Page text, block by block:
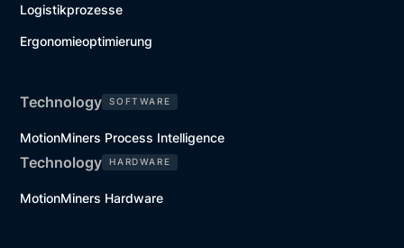
Logistikprozesse
Ergonomieoptimierung
Technology SOFTWARE
MotionMiners Process Intelligence
Technology HARDWARE
MotionMiners Hardware